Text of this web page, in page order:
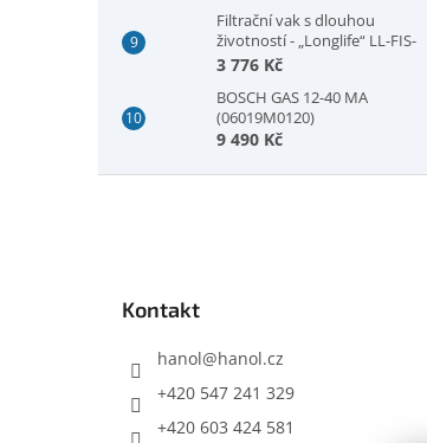
Filtrační vak s dlouhou
životností - „Longlife“ LL-FIS-
CT MINI/MIDI-2/CT15
3 776 Kč
BOSCH GAS 12-40 MA
(06019M0120)
9 490 Kč
Kontakt
hanol@hanol.cz
+420 547 241 329
+420 603 424 581